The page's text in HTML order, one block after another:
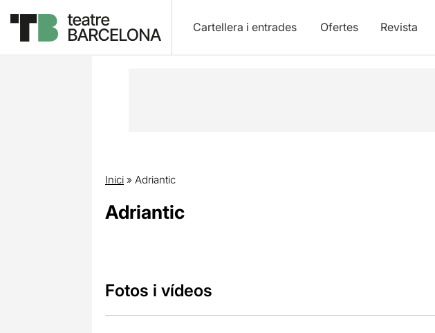
Cartellera i entrades Ofertes Revista
Inici» Adriantic
Adriantic
Fotos i vídeos